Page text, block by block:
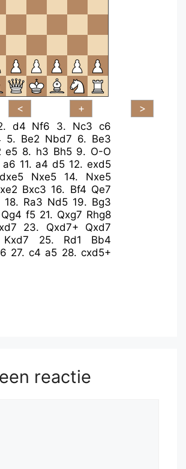
d4 Nf6 3. Nc3 c6
5. Be2 Nbd7 6. Be3
e5 8. h3 Bh5 9. O-O
a6 11. a4 d5 12. exd5
dxe5 Nxe5 14. Nxe5
Bxc3 16. Bf4 Qe7
18. Ra3 Nd5 19. Bg3
Qg4 f5 21. Qxg7 Rhg8
23. Qxd7+
Qxd7
Kxd7 25. Rd1
Bb4
27.c4 a5 28.cxd5+
reactie